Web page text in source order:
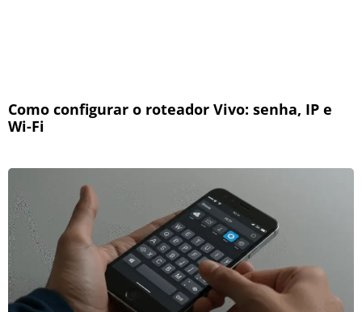
Como configurar o roteador Vivo: senha, IP e
Wi-Fi